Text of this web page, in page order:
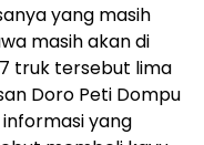
yang masih
masih akan di
truk tersebut lima
Doro Peti Dompu
yang